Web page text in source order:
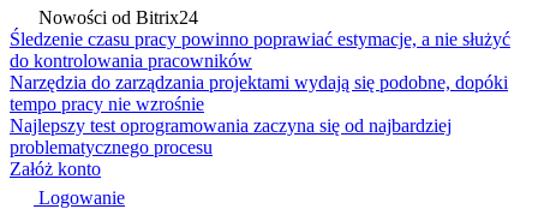
Nowości od Bitrix24
Śledzenie czasu pracy powinno poprawiać estymacje, a nie służyć
do kontrolowania pracowników
Narzędzia do zarządzania projektami wydają się podobne, dopóki
tempo pracy nie wzrośnie
Najlepszy test oprogramowania zaczyna się od najbardziej
problematycznego procesu
Załóż konto
Logowanie